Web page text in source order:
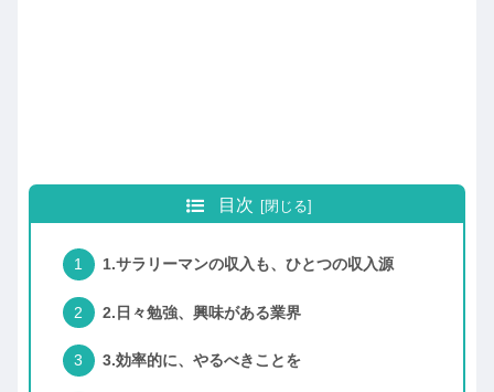
目次
1.サラリーマンの収入も、ひとつの収入源
2.日々勉強、興味がある業界
3.効率的に、やるべきことを